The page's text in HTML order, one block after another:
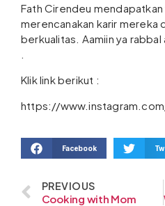
Fath Cirendeu mendapatkan
merencanakan karir mereka
berkualitas. Aamiin ya rabbal
Klik link berikut :
https://
Facebook
PREVIOUS
Cooking with Mom